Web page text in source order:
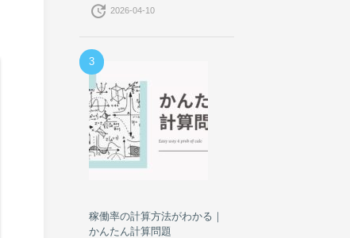
update 2026-04-10
3
稼働率の計算方法がわかる｜
かんたん計算問題